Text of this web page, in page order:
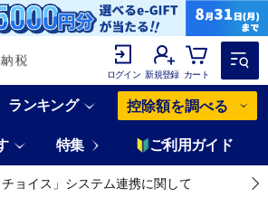
ログイン 新規登録 カート
ランキング 控除額を調べる
特集 ご利用ガイド
チョイス」システム連携に関して